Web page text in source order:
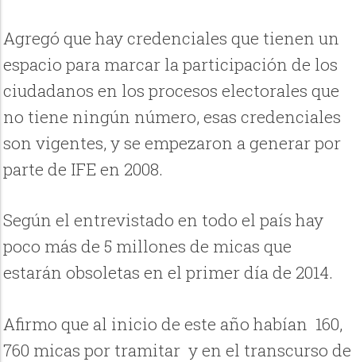
Agregó que hay credenciales que tienen un
espacio para marcar la participación de los
ciudadanos en los procesos electorales que
no tiene ningún número, esas credenciales
son vigentes, y se empezaron a generar por
parte de IFE en 2008.
Según el entrevistado en todo el país hay
poco más de 5 millones de micas que
estarán obsoletas en el primer día de 2014.
Afirmo que al inicio de este año habían 160,
760 micas por tramitar y en el transcurso de